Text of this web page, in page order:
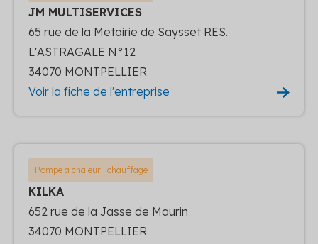
JM MULTISERVICES
65 rue de la Metairie de Saysset RES.
L'ASTRAGALE N°12
34070 MONTPELLIER
Voir la fiche de l'entreprise
Pompe a chaleur : chauffage
KILKA
652 rue de la Jasse de Maurin
34070 MONTPELLIER